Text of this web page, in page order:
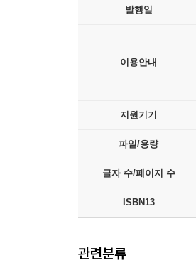
발행일
이용안내
지원기기
파일/용량
글자 수/페이지 수
ISBN13
관련분류